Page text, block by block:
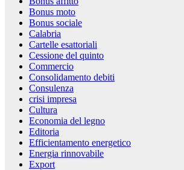
Bonus moto
Bonus sociale
Calabria
Cartelle esattoriali
Cessione del quinto
Commercio
Consolidamento debiti
Consulenza
crisi impresa
Cultura
Economia del legno
Editoria
Efficientamento energetico
Energia rinnovabile
Export